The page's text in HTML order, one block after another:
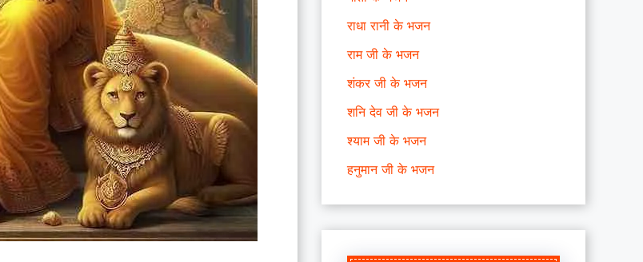
राधा रानी के भजन
राम जी के भजन
शंकर जी के भजन
शनि देव जी के भजन
श्याम जी के भजन
हनुमान जी के भजन